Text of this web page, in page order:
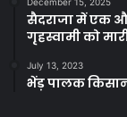
सैदराजा में एक
गृहस्वामी को
July 13, 2023
भेंड़ पालक